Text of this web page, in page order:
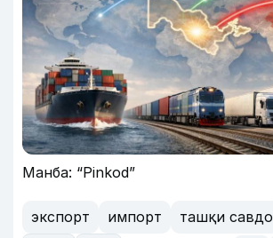
Манба: “Pinkod”
экспорт импорт
ташқи савдо